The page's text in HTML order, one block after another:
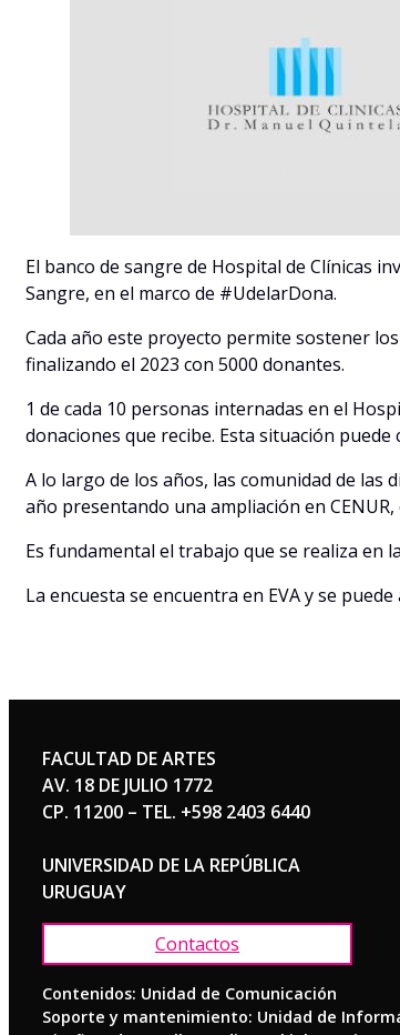
El banco de sangre de Hospital de Clínicas
Sangre, en el marco de #UdelarDona.
Cada año este proyecto permite sostener
finalizando el 2023 con 5000 donantes.
1 de cada 10 personas internadas en el
donaciones que recibe. Esta situación
A lo largo de los años, las comunidad de las
año presentando una ampliación en
Es fundamental el trabajo que se realiza en
La encuesta se encuentra en EVA y se
FACULTAD DE ARTES
AV. 18 DE JULIO 1772
CP. 11200 – TEL. +598 2403 6440
UNIVERSIDAD DE LA REPÚBLICA
URUGUAY
Contactos
Contenidos: Unidad de Comunicación
Soporte y mantenimiento: Unidad de